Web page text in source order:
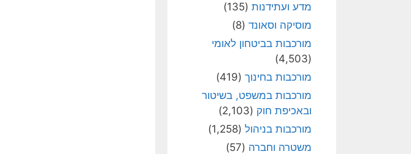
מדע ועתידנות (135)
מוסיקה וסאונד (8)
מורכבות בביטחון לאומי
(4,503)
מורכבות בחינוך (419)
מורכבות במשפט, בשיטור
ובאכיפת חוק (2,103)
מורכבות בניהול (1,258)
משטרה וחברה (57)